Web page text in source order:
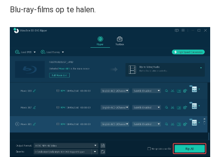
Blu-ray-films op te halen.